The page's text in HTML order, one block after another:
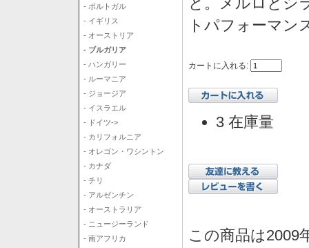
- ポルトガル
- イギリス
- オーストリア
- ブルガリア
- ハンガリー
- ルーマニア
- ジョージア
- イスラエル
- ドイツ->
- カリフォルニア
- オレゴン・ワシントン
- カナダ
- チリ
- アルゼンチン
- オーストラリア
- ニュージーランド
- 南アフリカ
トパフォーマン
カートに入れる:
3 在庫量
この商品は2009